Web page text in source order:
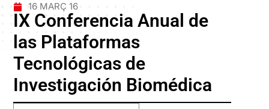
16 MARÇ 16
IX Conferencia Anual de
las Plataformas
Tecnológicas de
Investigación Biomédica